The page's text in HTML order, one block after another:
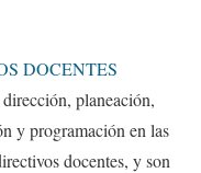
DOCENTES
planeación,
y programación en las
docentes, y son